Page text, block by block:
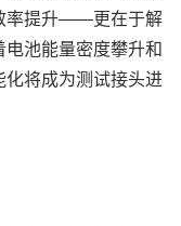
率提升——更在于解
池能量密度攀升和
将成为测试接头进